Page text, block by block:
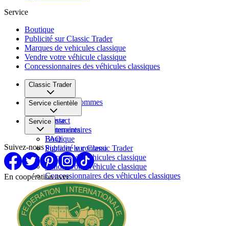
Service
Boutique
Publicité sur Classic Trader
Marques de vehicules classique
Vendre votre véhicule classique
Concessionnaires des véhicules classiques
Classic Trader
Qui nous sommes
Carrière
Presse
Partenaires
Service clientèle
Contact
Commentaires
FAQ
Signaler le contenu
Service
Boutique
Publicité sur Classic Trader
Marques de vehicules classique
Vendre votre véhicule classique
Concessionnaires des véhicules classiques
Suivez-nous
En coopération avec